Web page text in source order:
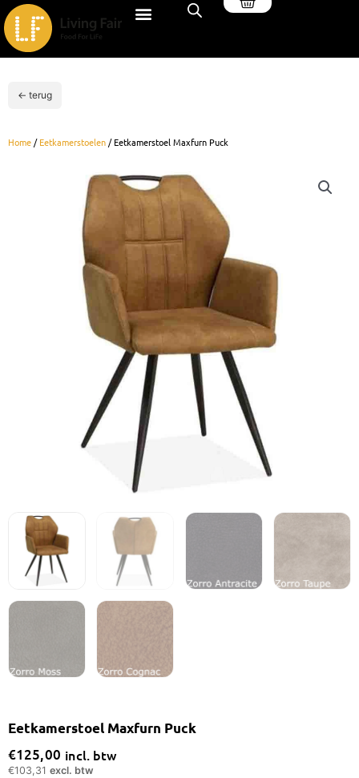
Ga
naar
de
inhoud
← terug
Home /Eetkamerstoelen / Eetkamerstoel Maxfurn Puck
Eetkamerstoel Maxfurn Puck
€125,00 incl. btw
€103,31 excl. btw